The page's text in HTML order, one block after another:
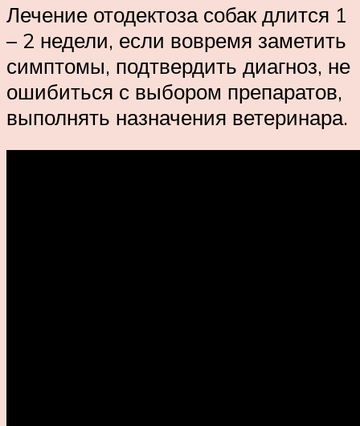
Лечение отодектоза собак длится 1
– 2 недели, если вовремя заметить
симптомы, подтвердить диагноз, не
ошибиться с выбором препаратов,
выполнять назначения ветеринара.